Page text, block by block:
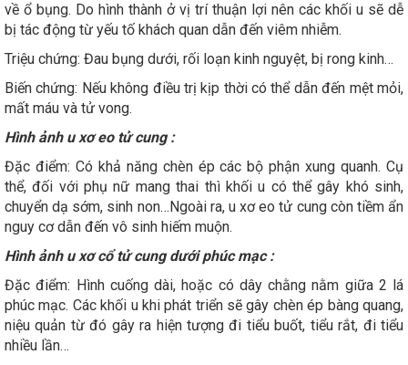
về ổ bụng. Do hình thành ở vị trí thuận lợi nên các khối u sẽ dễ
bị tác động từ yếu tố khách quan dẫn đến viêm nhiễm.
Triệu chứng: Đau bụng dưới, rối loạn kinh nguyệt, bị rong kinh…
Biến chứng: Nếu không điều trị kịp thời có thể dẫn đến mệt mỏi,
mất máu và tử vong.
Hình ảnh u xơ eo tử cung :
Đặc điểm: Có khả năng chèn ép các bộ phận xung quanh. Cụ
thể, đối với phụ nữ mang thai thì khối u có thể gây khó sinh,
chuyển dạ sớm, sinh non…Ngoài ra, u xơ eo tử cung còn tiềm ẩn
nguy cơ dẫn đến vô sinh hiếm muộn.
Hình ảnh u xơ cổ tử cung dưới phúc mạc :
Đặc điểm: Hình cuống dài, hoặc có dây chằng nằm giữa 2 lá
phúc mạc. Các khối u khi phát triển sẽ gây chèn ép bàng quang,
niệu quản từ đó gây ra hiện tượng đi tiểu buốt, tiểu rắt, đi tiểu
nhiều lần…